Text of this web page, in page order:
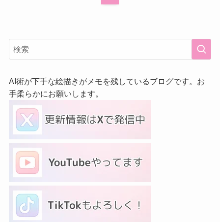
AI術が下手な絵描きがメモを残しているブログです。お
手柔らかにお願いします。